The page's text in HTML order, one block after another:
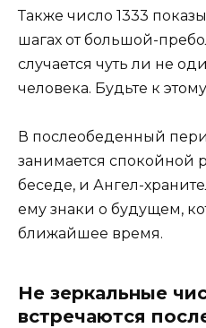
Также число 1333
шагах от большой-
случается чуть ли не
человека. Будьте к
В послеобеденный
занимается спокойной
беседе, и Ангел-
ему знаки о будущем,
ближайшее время.
Не зеркальные
встречаются